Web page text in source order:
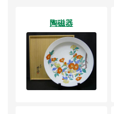
陶磁器